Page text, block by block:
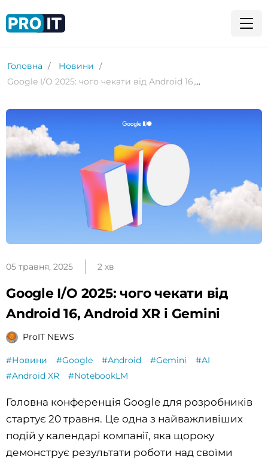
Головна
Новини
Google I/O 2025: чого чекати від Android 16, Android XR і Gemini
05 травня, 2025 2 хв
Google I/O 2025: чого чекати від
Android 16, Android XR і Gemini
ProIT NEWS
#Новини #Google #Android #Gemini
#AI
#Android XR
#NotebookLM
Головна конференція Google для розробників
стартує 20 травня. Це одна з найважливіших
подій у календарі компанії, яка щороку
демонструє результати роботи над своїми